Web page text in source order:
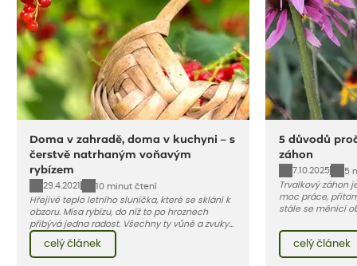
Doma v zahradě, doma v kuchyni – s
čerstvě natrhaným voňavým
rybízem
29.4.2021
10 minut čtení
Hřejivé teplo letního sluníčka, které se sklání k
obzoru. Mísa rybízu, do níž to po hroznech
přibývá jedna radost. Všechny ty vůně a zvuky
červencové zahrady. Sklizeň rybízu do kuchyně
vnese neuvěřitelný klid a radost. A taky trochu
bezstarostnosti dětství při mlsání babiččina
celý článek
5 důvodů
záhon
7.10.2025
5
Trvalkový záhon
moc práce,
stále se měnící
vás 5 pádných
přesvědčí.
celý článek